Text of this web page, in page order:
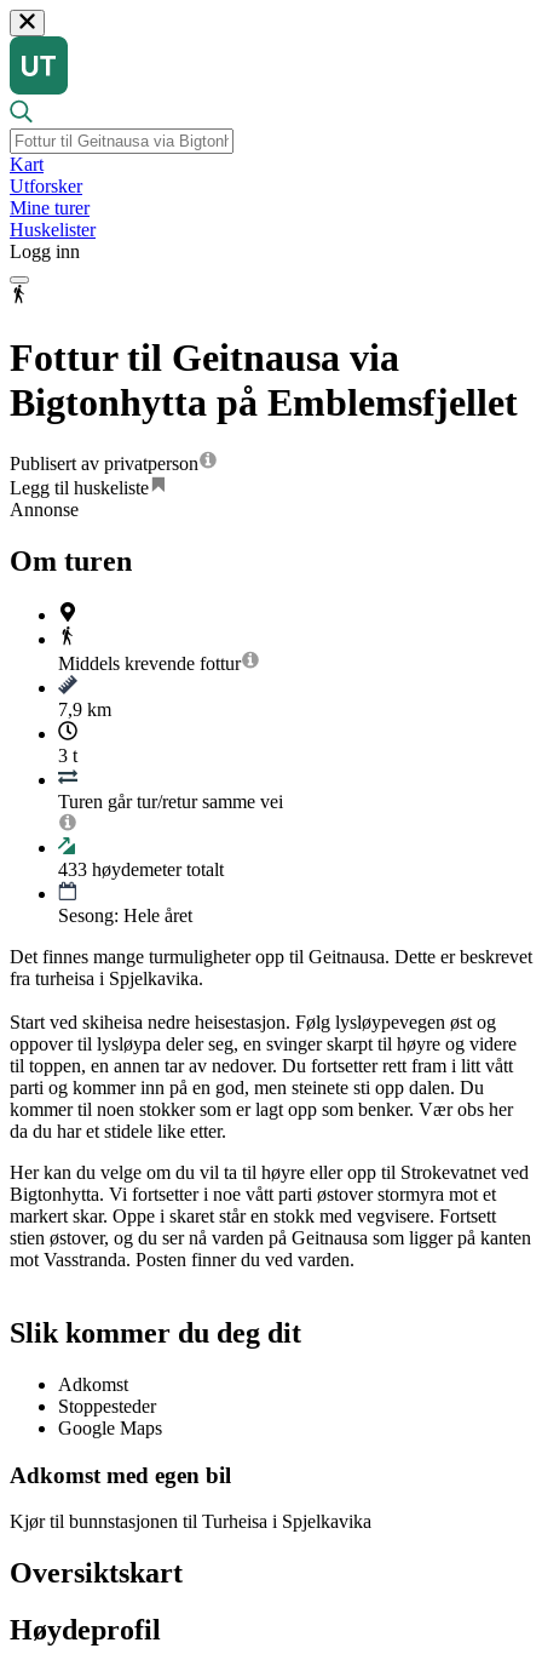
Kart
Utforsker
Mine turer
Huskelister
Logg inn
Fottur til Geitnausa via
Bigtonhytta på Emblemsfjellet
Publisert av privatperson
Legg til huskeliste
Annonse
Om turen
Middels krevende fottur
7,9 km
3 t
Turen går tur/retur samme vei
433 høydemeter totalt
Sesong: Hele året
Det finnes mange turmuligheter opp til Geitnausa. Dette er beskrevet
fra turheisa i Spjelkavika.
Start ved skiheisa nedre heisestasjon. Følg lysløypevegen øst og
oppover til lysløypa deler seg, en svinger skarpt til høyre og videre
til toppen, en annen tar av nedover. Du fortsetter rett fram i litt vått
parti og kommer inn på en god, men steinete sti opp dalen. Du
kommer til noen stokker som er lagt opp som benker. Vær obs her
da du har et stidele like etter.
Her kan du velge om du vil ta til høyre eller opp til Strokevatnet ved
Bigtonhytta. Vi fortsetter i noe vått parti østover stormyra mot et
markert skar. Oppe i skaret står en stokk med vegvisere. Fortsett
stien østover, og du ser nå varden på Geitnausa som ligger på kanten
mot Vasstranda. Posten finner du ved varden.
Slik kommer du deg dit
Adkomst
Stoppesteder
Google Maps
Adkomst med egen bil
Kjør til bunnstasjonen til Turheisa i Spjelkavika
Oversiktskart
Høydeprofil